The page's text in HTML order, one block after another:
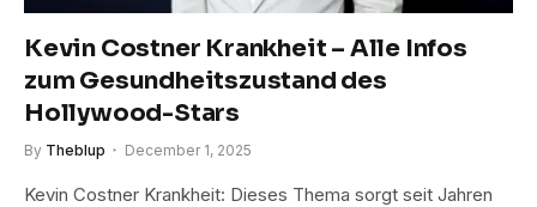
Kevin Costner Krankheit – Alle Infos
zum Gesundheitszustand des
Hollywood-Stars
By Theblup December 1, 2025
Kevin Costner Krankheit: Dieses Thema sorgt seit Jahren